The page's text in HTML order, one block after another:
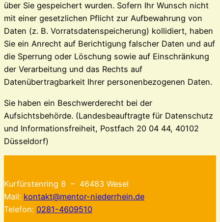
über Sie gespeichert wurden. Sofern Ihr Wunsch nicht
mit einer gesetzlichen Pflicht zur Aufbewahrung von
Daten (z. B. Vorratsdatenspeicherung) kollidiert, haben
Sie ein Anrecht auf Berichtigung falscher Daten und auf
die Sperrung oder Löschung sowie auf Einschränkung
der Verarbeitung und das Rechts auf
Datenübertragbarkeit Ihrer personenbezogenen Daten.
Sie haben ein Beschwerderecht bei der
Aufsichtsbehörde. (Landesbeauftragte für Datenschutz
und Informationsfreiheit, Postfach 20 04 44, 40102
Düsseldorf)
Kurfürstenring 8 – 46483 Wesel
Mail: kontakt@mentor-niederrhein.de
Telefon: 0281-4609510